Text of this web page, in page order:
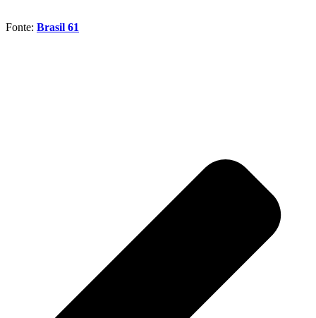
Fonte: Brasil 61